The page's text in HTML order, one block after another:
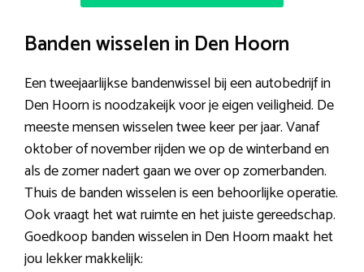
Banden wisselen in Den Hoorn
Een tweejaarlijkse bandenwissel bij een autobedrijf in
Den Hoorn is noodzakeijk voor je eigen veiligheid. De
meeste mensen wisselen twee keer per jaar. Vanaf
oktober of november rijden we op de winterband en
als de zomer nadert gaan we over op zomerbanden.
Thuis de banden wisselen is een behoorlijke operatie.
Ook vraagt het wat ruimte en het juiste gereedschap.
Goedkoop banden wisselen in Den Hoorn maakt het
jou lekker makkelijk: